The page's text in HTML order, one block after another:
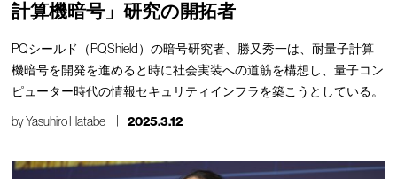
計算機暗号」研究の開拓者
PQシールド（PQShield）の暗号研究者、勝又秀一は、耐量子計算
機暗号を開発を進めると時に社会実装への道筋を構想し、量子コン
ピューター時代の情報セキュリティインフラを築こうとしている。
byYasuhiro Hatabe 2025.3.12